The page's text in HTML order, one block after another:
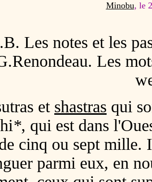
Minobu, le
Les notes et les
Les
et shastras qui
*, qui est dans
cinq ou sept mille.
parmi eux, en